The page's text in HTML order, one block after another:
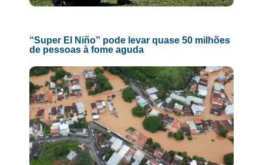
“Super El Niño” pode levar quase 50 milhões
de pessoas à fome aguda